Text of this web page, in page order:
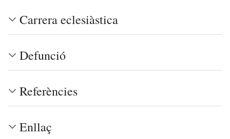
Carrera eclesiàstica
Defunció
Referències
Enllaç